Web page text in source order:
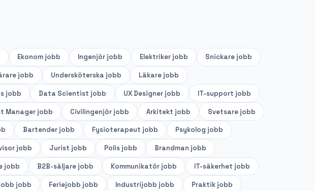
Ekonom jobb Ingenjör jobb Elektriker jobb Snickare jobb
jobb Undersköterska jobb Läkare jobb
jobb Data Scientist jobb UX Designer jobb IT-support jobb
Manager jobb Civilingenjör jobb Arkitekt jobb Svetsare jobb
Bartender jobb Fysioterapeut jobb Psykolog jobb
jobb Jurist jobb Polis jobb Brandman jobb
jobb B2B-säljare jobb Kommunikatör jobb IT-säkerhet jobb
jobb Feriejobb jobb Industrijobb jobb Praktik jobb